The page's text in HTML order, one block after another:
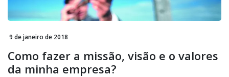
9 de janeiro de 2018
Como fazer a missão, visão e o valores
da minha empresa?